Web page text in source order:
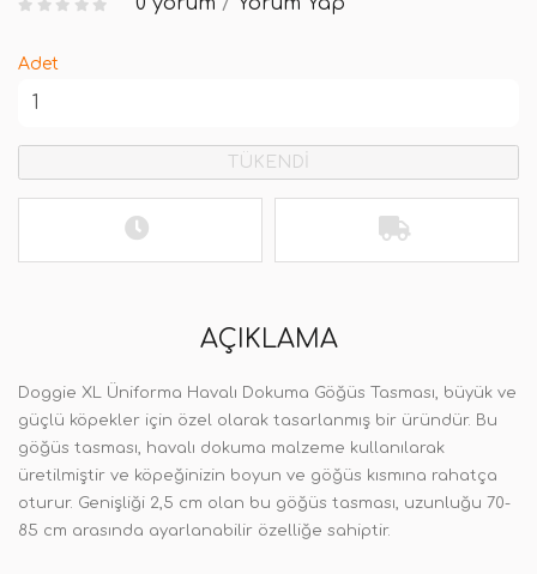
Adet
TÜKENDİ
AÇIKLAMA
Doggie XL Üniforma Havalı Dokuma Göğüs Tasması, büyük ve
güçlü köpekler için özel olarak tasarlanmış bir üründür. Bu
göğüs tasması, havalı dokuma malzeme kullanılarak
üretilmiştir ve köpeğinizin boyun ve göğüs kısmına rahatça
oturur. Genişliği 2,5 cm olan bu göğüs tasması, uzunluğu 70-
85 cm arasında ayarlanabilir özelliğe sahiptir.